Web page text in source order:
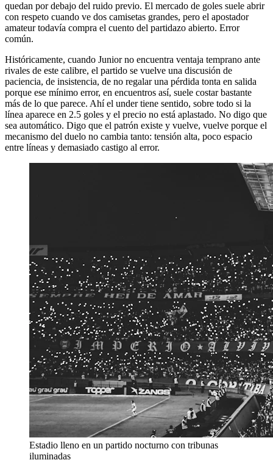
quedan por debajo del ruido previo. El mercado de goles suele abrir
con respeto cuando ve dos camisetas grandes, pero el apostador
amateur todavía compra el cuento del partidazo abierto. Error
común.
Históricamente, cuando Junior no encuentra ventaja temprano ante
rivales de este calibre, el partido se vuelve una discusión de
paciencia, de insistencia, de no regalar una pérdida tonta en salida
porque ese mínimo error, en encuentros así, suele costar bastante
más de lo que parece. Ahí el under tiene sentido, sobre todo si la
línea aparece en 2.5 goles y el precio no está aplastado. No digo que
sea automático. Digo que el patrón existe y vuelve, vuelve porque el
mecanismo del duelo no cambia tanto: tensión alta, poco espacio
entre líneas y demasiado castigo al error.
Estadio lleno en un partido nocturno con tribunas
iluminadas